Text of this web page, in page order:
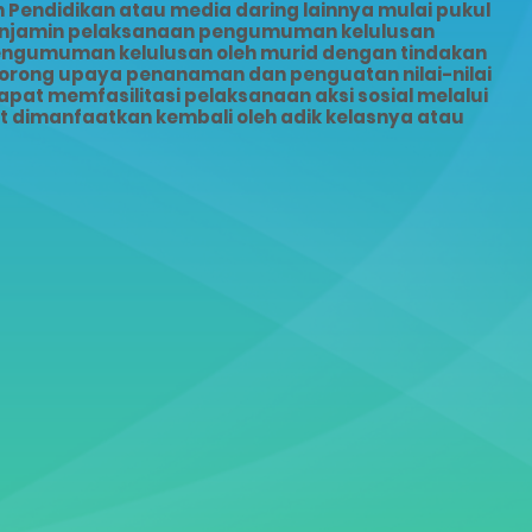
atau media daring lainnya mulai pukul
pelaksanaan pengumuman kelulusan
kelulusan oleh murid dengan tindakan
upaya penanaman dan penguatan nilai-nilai
memfasilitasi pelaksanaan aksi sosial melalui
kembali oleh adik kelasnya atau